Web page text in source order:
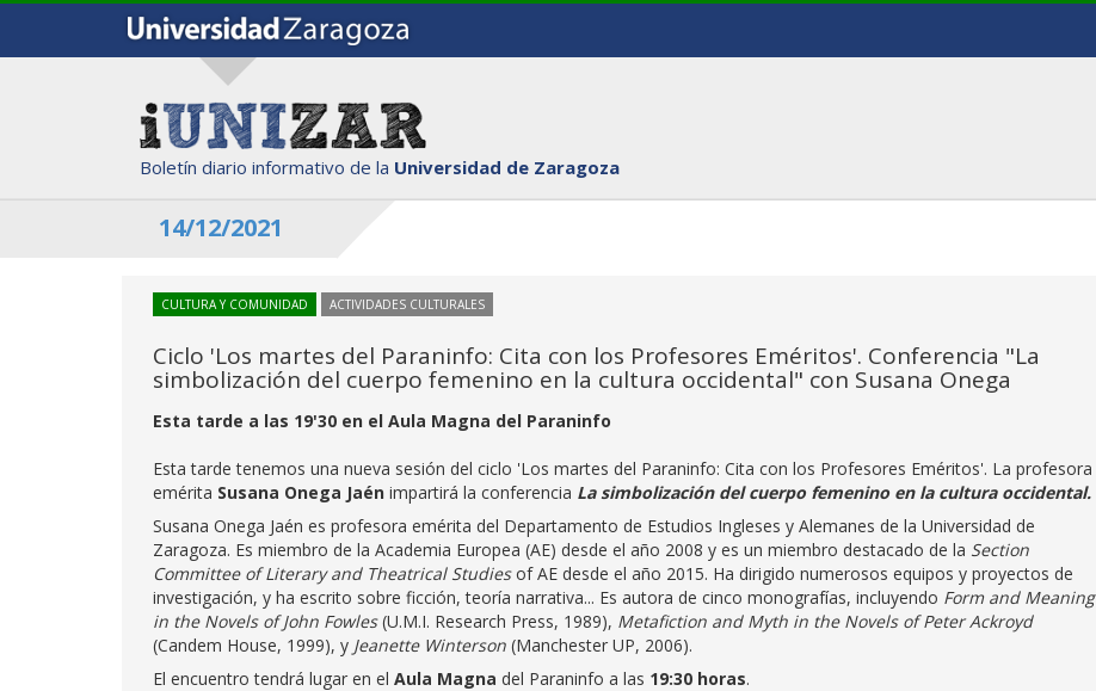
Boletín diario informativo de la Universidad de Zaragoza
14/12/2021
CULTURA Y COMUNIDAD ACTIVIDADES CULTURALES
Ciclo 'Los martes del Paraninfo: Cita con los Profesores Eméritos'. Conferencia "La
simbolización del cuerpo femenino en la cultura occidental" con Susana Onega
Esta tarde a las 19'30 en el Aula Magna del Paraninfo
Esta tarde tenemos una nueva sesión del ciclo 'Los martes del Paraninfo: Cita con los Profesores Eméritos'. La profesora
emérita Susana Onega Jaén impartirá la conferencia La simbolización del cuerpo femenino en la cultura occidental.
Susana Onega Jaén es profesora emérita del Departamento de Estudios Ingleses y Alemanes de la Universidad de
Zaragoza. Es miembro de la Academia Europea (AE) desde el año 2008 y es un miembro destacado de la Section
Committee of Literary and Theatrical Studiesof AE desde el año 2015. Ha dirigido numerosos equipos y proyectos de
investigación, y ha escrito sobre ficción, teoría narrativa... Es autora de cinco monografías, incluyendo Form and Meaning
in the Novels of John Fowles(U.M.I. Research Press, 1989), Metafiction and Myth in the Novels of Peter Ackroyd
(Candem House, 1999), y JeanetteWinterson (Manchester UP, 2006).
El encuentro tendrá lugar en el Aula Magna del Paraninfo a las 19:30 horas.